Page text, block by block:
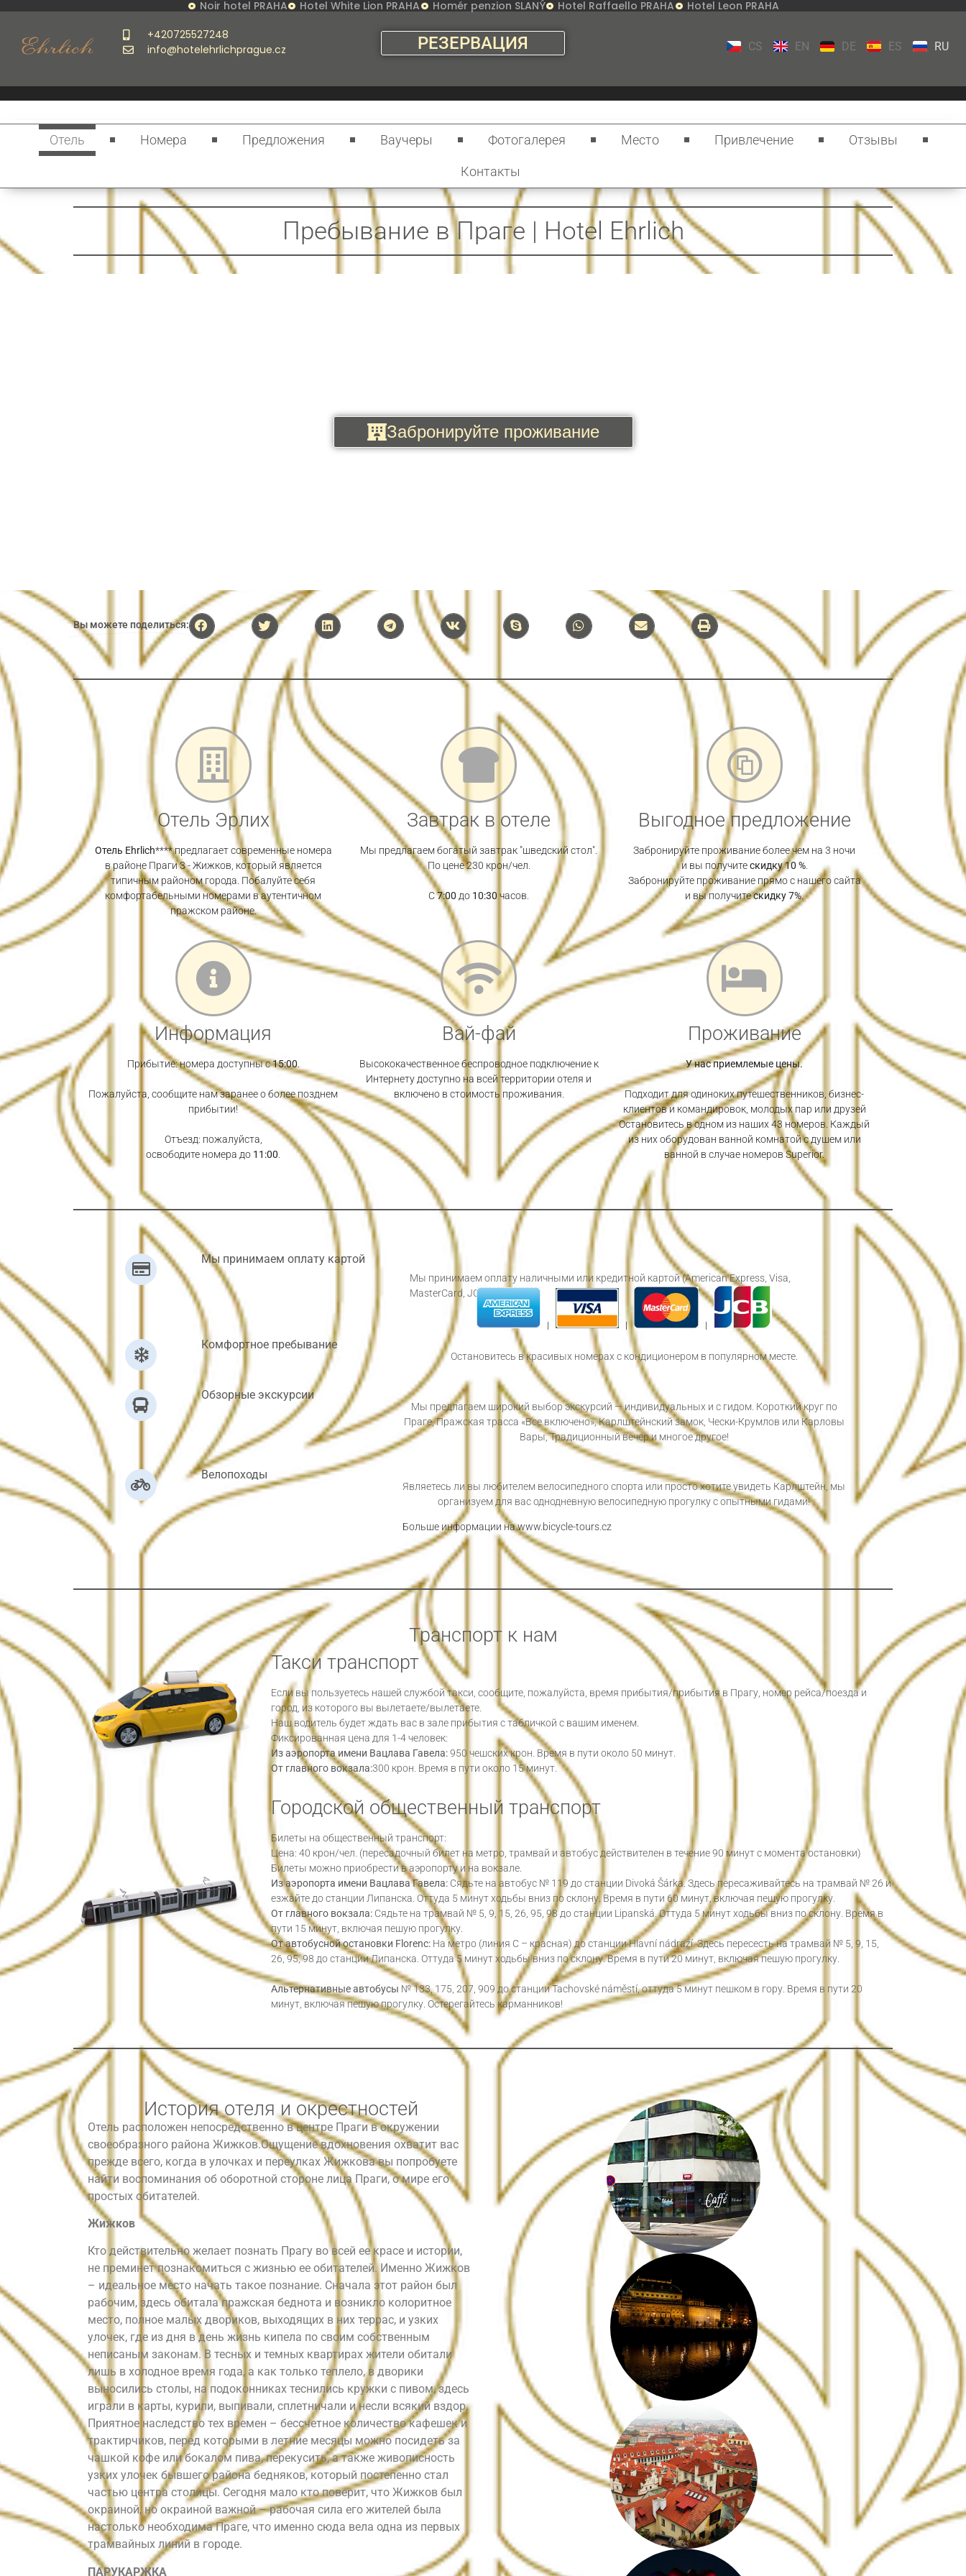
+420725527248
info@hotelehrlichprague.cz
РЕЗЕРВАЦИЯ CS EN DE ES RU
Noir hotel PRAHA Hotel White Lion PRAHA Homér penzion SLANÝ Hotel Raffaello PRAHA Hotel Leon PRAHA
Отель Номера Предложения Ваучеры Фотогалерея Место Привлечение Отзывы
Контакты
Пребывание в Праге | Hotel Ehrlich
Забронируйте проживание
Вы можете поделиться:
Отель Эрлих
Отель Ehrlich**** предлагает современные номера
в районе Праги 3 - Жижков, который является
типичным районом города. Побалуйте себя
комфортабельными номерами в аутентичном
пражском районе.
Завтрак в отеле
Мы предлагаем богатый завтрак "шведский стол".
По цене 230 крон/чел.
С7:00 до 10:30 часов.
Выгодное предложение
Забронируйте проживание более чем на 3 ночи
и вы получитескидку 10 %.
Забронируйте проживание прямо с нашего сайта
и вы получитескидку 7%.
Информация
Прибытие: номера доступны с15:00.
Пожалуйста, сообщите нам заранее о более позднем
прибытии!
Отъезд: пожалуйста,
освободите номера до 11:00.
Вай-фай
Высококачественное беспроводное подключение к
Интернету доступно на всей территории отеля и
включено в стоимость проживания.
Проживание
У нас приемлемые цены.
Подходит для одиноких путешественников, бизнес-
клиентов и командировок, молодых пар или друзей
Остановитесь в одном из наших 43 номеров. Каждый
из них оборудован ванной комнатой с душем или
ванной в случае номеров Superior.
Мы принимаем оплату картой
Мы принимаем оплату наличными или кредитной картой (American Express, Visa,
MasterCard, JCB).
| | |
Комфортное пребывание
Остановитесь в красивых номерах с кондиционером в популярном месте.
Обзорные экскурсии
Мы предлагаем широкий выбор экскурсий — индивидуальных и с гидом. Короткий круг по
Праге, Пражская трасса «Все включено», Карлштейнский замок, Чески-Крумлов или Карловы
Вары, Традиционный вечер и многое другое!
Велопоходы
Являетесь ли вы любителем велосипедного спорта или просто хотите увидеть Карлштейн, мы
организуем для вас однодневную велосипедную прогулку с опытными гидами!
Больше информации наwww.bicycle-tours.cz
Транспорт к нам
Такси транспорт
Если вы пользуетесь нашей службой такси, сообщите, пожалуйста, время прибытия/прибытия в Прагу, номер рейса/поезда и
город, из которого вы вылетаете/вылетаете.
Наш водитель будет ждать вас в зале прибытия с табличкой с вашим именем.
Фиксированная цена для 1-4 человек:
Из аэропорта имени Вацлава Гавела:950 чешских крон. Время в пути около 50 минут.
От главного вокзала:300 крон. Время в пути около 15 минут.
Городской общественный транспорт
Билеты на общественный транспорт:
Цена: 40 крон/чел. (пересадочный билет на метро, ​​трамвай и автобус действителен в течение 90 минут с момента остановки)
Билеты можно приобрести в аэропорту и на вокзале.
Из аэропорта имени Вацлава Гавела:Сядьте на автобус № 119 до станции Divoká Šárka. Здесь пересаживайтесь на трамвай № 26 и
езжайте до станции Липанска. Оттуда 5 минут ходьбы вниз по склону. Время в пути 60 минут, включая пешую прогулку.
От главного вокзала:Сядьте на трамвай № 5, 9, 15, 26, 95, 98 до станции Lipanská. Оттуда 5 минут ходьбы вниз по склону. Время в
пути 15 минут, включая пешую прогулку.
От автобусной остановки Florenc:На метро (линия C – красная) до станции Hlavní nádraží. Здесь пересесть на трамвай № 5, 9, 15,
26, 95, 98 до станции Липанска. Оттуда 5 минут ходьбы вниз по склону. Время в пути 20 минут, включая пешую прогулку.
Альтернативные автобусы № 133, 175, 207, 909 до станции Tachovské náměstí, оттуда 5 минут пешком в гору. Время в пути 20
минут, включая пешую прогулку. Остерегайтесь карманников!
История отеля и окрестностей
Отель расположен непосредственно в центре Праги в окружении
своеобразного района Жижков.Ощущение вдохновения охватит вас
прежде всего, когда в улочках и переулках Жижкова вы попробуете
найти воспоминания об оборотной стороне лица Праги, о мире его
простых обитателей.
Жижков
Кто действительно желает познать Прагу во всей ее красе и истории,
не преминет познакомиться с жизнью ее обитателей. Именно Жижков
– идеальное место начать такое познание. Сначала этот район был
рабочим, здесь обитала пражская беднота и возникло колоритное
место, полное малых двориков, выходящих в них террас, и узких
улочек, где из дня в день жизнь кипела по своим собственным
неписаным законам. В тесных и темных квартирах жители обитали
лишь в холодное время года, а как только теплело, в дворики
выносились столы, на подоконниках теснились кружки с пивом, здесь
играли в карты, курили, выпивали, сплетничали и несли всякий вздор.
Приятное наследство тех времен – бессчетное количество кафешек и
трактирчиков, перед которыми в летние месяцы можно посидеть за
чашкой кофе или бокалом пива, перекусить, а также живописность
узких улочек бывшего района бедняков, который постепенно стал
частью центра столицы. Сегодня мало кто поверит, что Жижков был
окраиной, но окраиной важной – рабочая сила его жителей была
настолько необходима Праге, что именно сюда вела одна из первых
трамвайных линий в городе.
ПАРУКАРЖКА